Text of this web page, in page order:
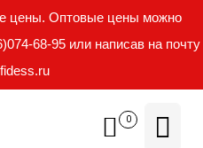
цены. Оптовые цены можно
68-95 или написав на почту
0